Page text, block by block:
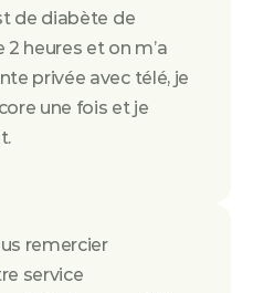
de diabète de
heures et on m’a
privée avec télé, je
une fois et je
remercier
service